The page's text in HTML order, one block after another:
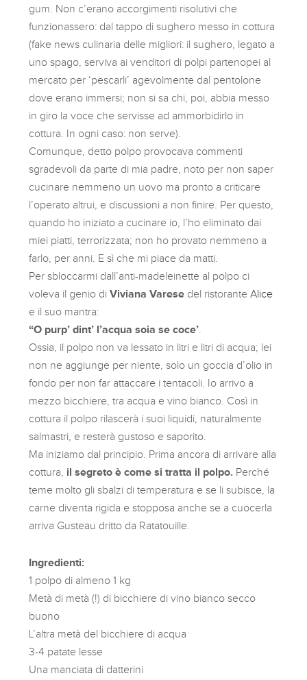
gum. Non c’erano accorgimenti risolutivi che
funzionassero: dal tappo di sughero messo in cottura
(fake news culinaria delle migliori: il sughero, legato a
uno spago, serviva ai venditori di polpi partenopei al
mercato per ‘pescarli’ agevolmente dal pentolone
dove erano immersi; non si sa chi, poi, abbia messo
in giro la voce che servisse ad ammorbidirlo in
cottura. In ogni caso: non serve).
Comunque, detto polpo provocava commenti
sgradevoli da parte di mia padre, noto per non saper
cucinare nemmeno un uovo ma pronto a criticare
l’operato altrui, e discussioni a non finire. Per questo,
quando ho iniziato a cucinare io, l’ho eliminato dai
miei piatti, terrorizzata; non ho provato nemmeno a
farlo, per anni. E sì che mi piace da matti.
Per sbloccarmi dall’anti-madeleinette al polpo ci
voleva il genio diViviana Varese del ristoranteAlice
e il suo mantra:
“O purp’ dint’ l’acqua soia se coce’
Ossia, il polpo non va lessato in litri e litri di acqua; lei
non ne aggiunge per niente, solo un goccia d’olio in
fondo per non far attaccare i tentacoli. Io arrivo a
mezzo bicchiere, tra acqua e vino bianco. Così in
cottura il polpo rilascerà i suoi liquidi, naturalmente
salmastri, e resterà gustoso e saporito.
Ma iniziamo dal principio. Prima ancora di arrivare alla
cottura, il segreto è come si tratta il polpo. Perché
teme molto gli sbalzi di temperatura e se li subisce, la
carne diventa rigida e stopposa anche se a cuocerla
arriva Gusteau dritto da Ratatouille.
Ingredienti:
1 polpo di almeno 1 kg
Metà di metà (!) di bicchiere di vino bianco secco
buono
L’altra metà del bicchiere di acqua
3-4 patate lesse
Una manciata di datterini